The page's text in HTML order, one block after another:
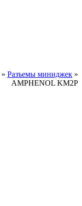
» Разъемы миниджек »
AMPHENOL KM2P